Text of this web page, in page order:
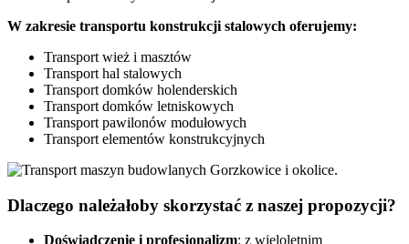
W zakresie transportu konstrukcji stalowych oferujemy:
Transport wież i masztów
Transport hal stalowych
Transport domków holenderskich
Transport domków letniskowych
Transport pawilonów modułowych
Transport elementów konstrukcyjnych
Dlaczego należałoby skorzystać z naszej propozycji?
Doświadczenie i profesjonalizm: z wieloletnim